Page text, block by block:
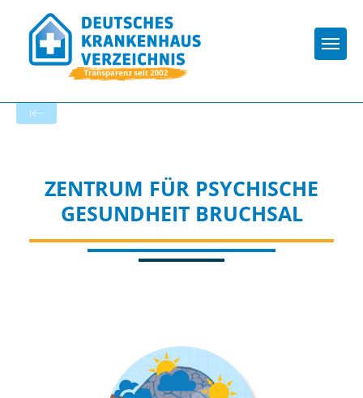
ZENTRUM FÜR PSYCHISCHE
GESUNDHEIT BRUCHSAL